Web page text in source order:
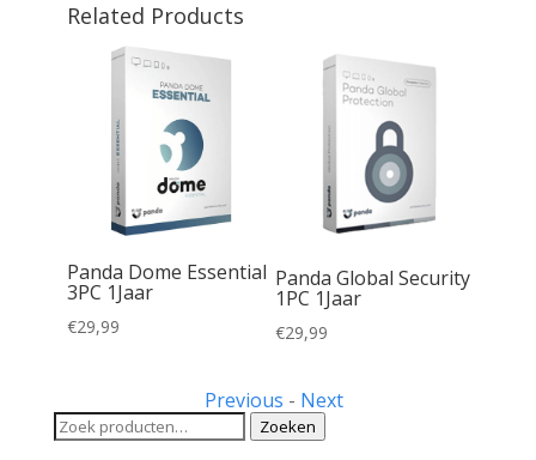
Related Products
Panda Dome Essential
3PC 1Jaar
€29,99
Panda Global Security
1PC 1Jaar
€29,99
Previous - Next
Zoeken
naar:
Zoeken